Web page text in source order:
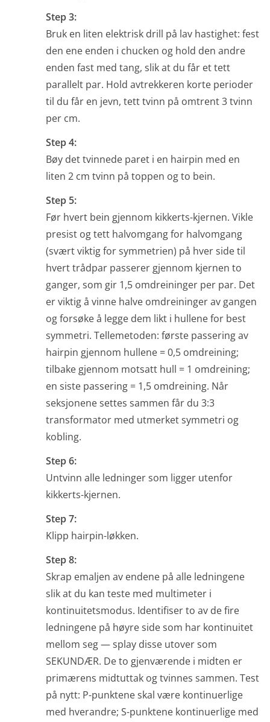
Step 3:
Bruk en liten elektrisk drill på lav hastighet: fest
den ene enden i chucken og hold den andre
enden fast med tang, slik at du får et tett
parallelt par. Hold avtrekkeren korte perioder
til du får en jevn, tett tvinn på omtrent 3 tvinn
per cm.
Step 4:
Bøy det tvinnede paret i en hairpin med en
liten 2 cm tvinn på toppen og to bein.
Step 5:
Før hvert bein gjennom kikkerts-kjernen. Vikle
presist og tett halvomgang for halvomgang
(svært viktig for symmetrien) på hver side til
hvert trådpar passerer gjennom kjernen to
ganger, som gir 1,5 omdreininger per par. Det
er viktig å vinne halve omdreininger av gangen
og forsøke å legge dem likt i hullene for best
symmetri. Tellemetoden: første passering av
hairpin gjennom hullene = 0,5 omdreining;
tilbake gjennom motsatt hull = 1 omdreining;
en siste passering = 1,5 omdreining. Når
seksjonene settes sammen får du 3:3
transformator med utmerket symmetri og
kobling.
Step 6:
Untvinn alle ledninger som ligger utenfor
kikkerts-kjernen.
Step 7:
Klipp hairpin-løkken.
Step 8:
Skrap emaljen av endene på alle ledningene
slik at du kan teste med multimeter i
kontinuitetsmodus. Identifiser to av de fire
ledningene på høyre side som har kontinuitet
mellom seg — splay disse utover som
SEKUNDÆR. De to gjenværende i midten er
primærens midtuttak og tvinnes sammen. Test
på nytt: P-punktene skal være kontinuerlige
med hverandre; S-punktene kontinuerlige med